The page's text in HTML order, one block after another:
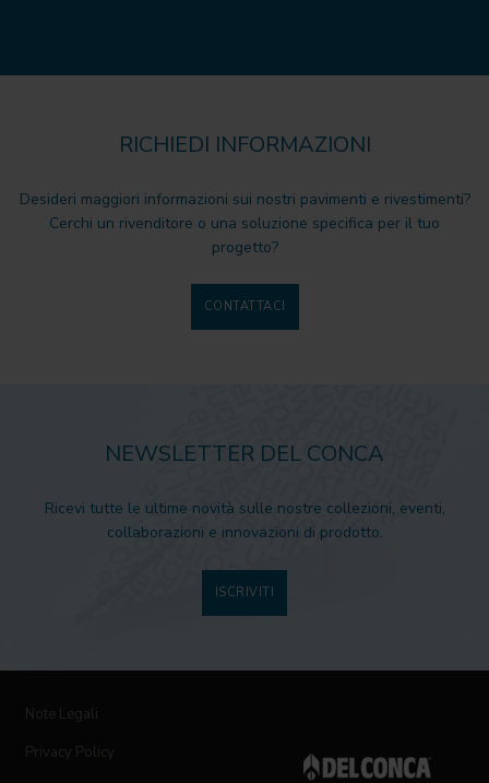
RICHIEDI INFORMAZIONI
Desideri maggiori informazioni sui nostri pavimenti e rivestimenti?
Cerchi un rivenditore o una soluzione specifica per il tuo
progetto?
CONTATTACI
NEWSLETTER DEL CONCA
Ricevi tutte le ultime novità sulle nostre collezioni, eventi,
collaborazioni e innovazioni di prodotto.
ISCRIVITI
Note Legali
Privacy Policy